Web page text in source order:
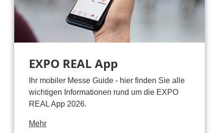
EXPO REAL App
Ihr mobiler Messe Guide - hier finden Sie alle
wichtigen Informationen rund um die EXPO
REAL App 2026.
Mehr